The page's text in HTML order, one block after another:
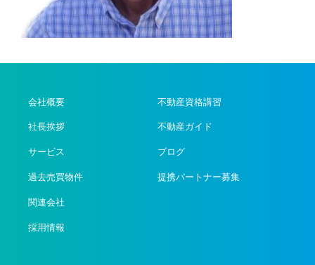
会社概要
社長挨拶
サービス
過去売買物件
関連会社
採用情報
不動産資格講習
不動産ガイド
ブログ
提携パートナー募集